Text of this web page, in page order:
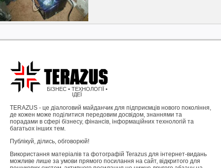
БІЗНЕС • ТЕХНОЛОГІЇ •
ІДЕЇ
TERAZUS - це діалоговий майданчик для підприємців нового покоління,
де кожен може поділитися передовим досвідом, знаннями та
порадами в сфері бізнесу, фінансів, інформаційних технологій та
багатьох інших тем.
Публікуй, ділись, обговорюй!
Використання матеріалів та фотографій Terazus для інтернет-видань
можливе лише за умови прямого посилання на сайт, відкритого для